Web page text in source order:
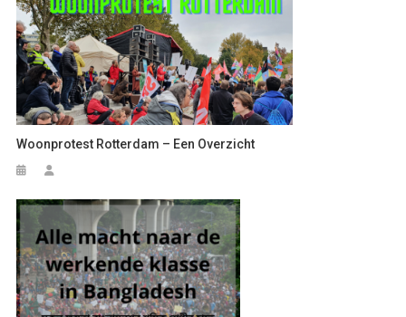
Woonprotest Rotterdam – Een Overzicht